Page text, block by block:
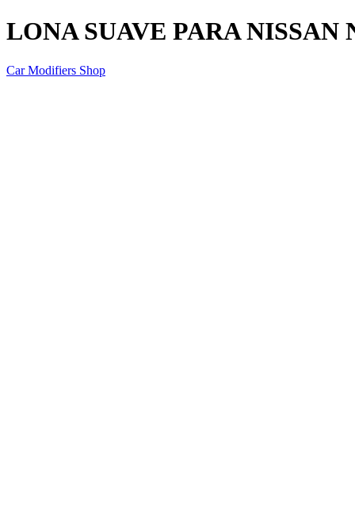
LONA SUAVE PARA NISSAN
Car Modifiers Shop